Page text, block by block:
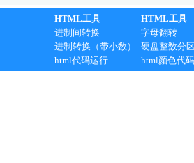
HTML工具
进制间转换
进制转换（带小数）
html代码运行
HTML工具
字母翻转
硬盘整数分
html颜色代码